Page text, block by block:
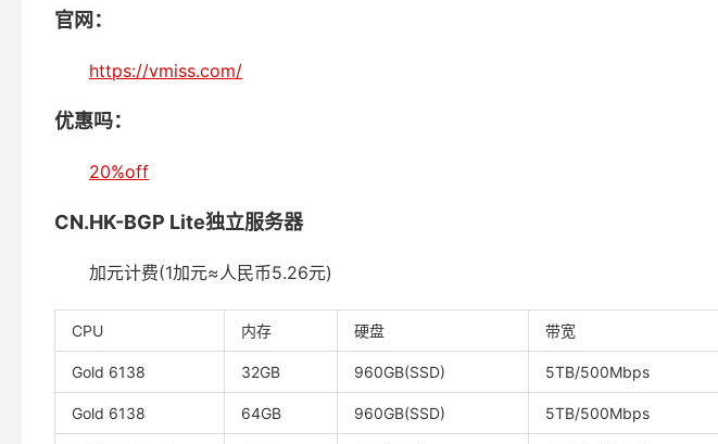
官网：
https://vmiss.com/
优惠吗：
20%off
CN.HK-BGP Lite独立服务器
加元计费(1加元≈人民币5.26元)
CPU 内存 硬盘 带宽
Gold 6138 32GB 960GB(SSD) 5TB/500Mbps
Gold 6138 64GB 960GB(SSD) 5TB/500Mbps